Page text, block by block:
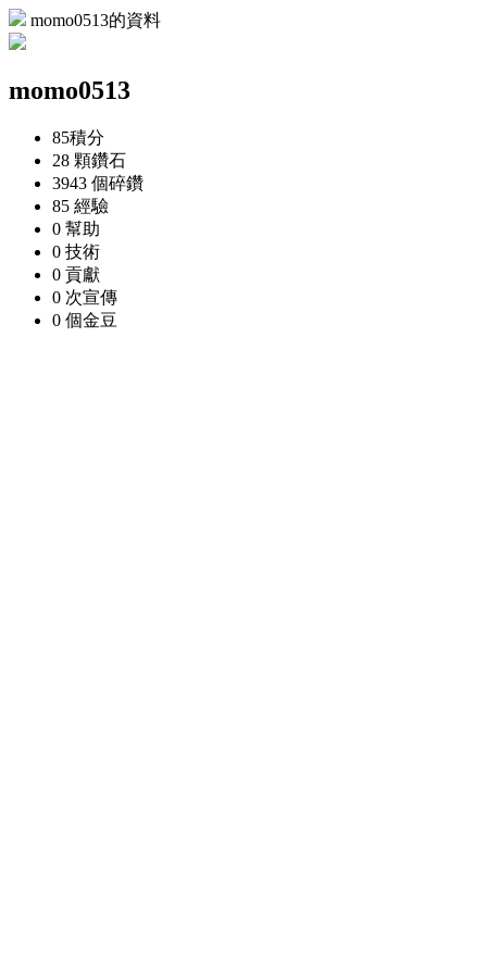
momo0513的資料
momo0513
85積分
28 顆鑽石
3943 個碎鑽
85 經驗
0 幫助
0 技術
0 貢獻
0 次宣傳
0 個金豆